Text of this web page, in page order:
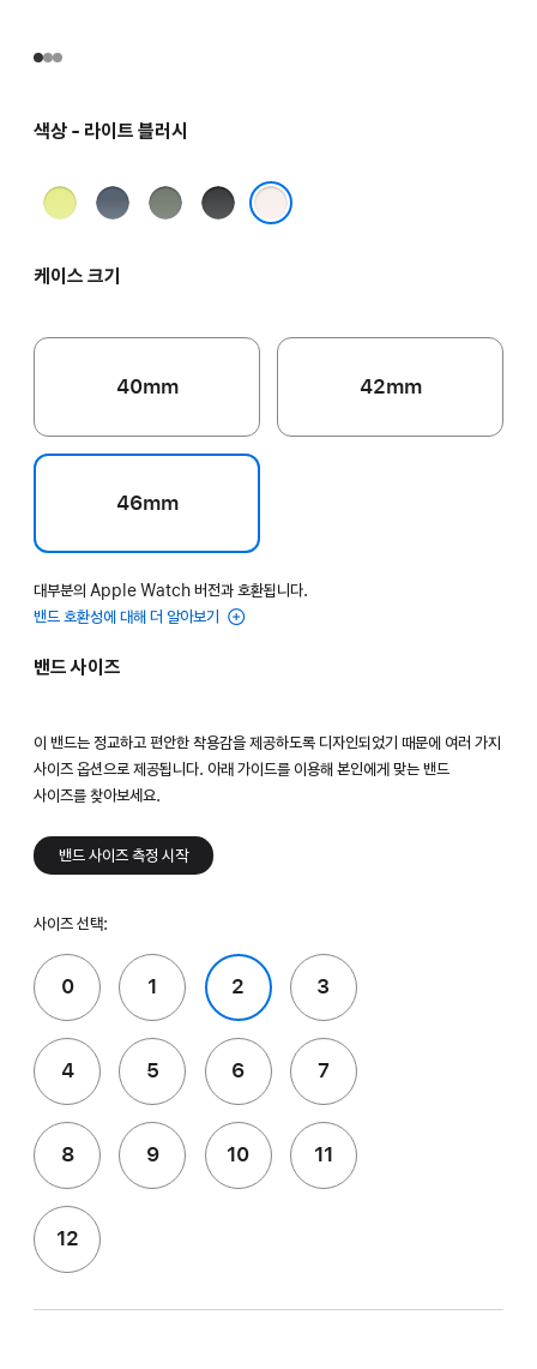
색상 - 라이트 블러시
네온
앵커
그린
블랙
케이스 크기
40mm 42mm
46mm
대부분의 Apple Watch 버전과 호환됩니다.
밴드 호환성에 대해 더 알아보기
밴드 사이즈
이 밴드는 정교하고 편안한 착용감을 제공하도록 디자인되었기 때문에 여러 가지
사이즈 옵션으로 제공됩니다. 아래 가이드를 이용해 본인에게 맞는 밴드
사이즈를 찾아보세요.
밴드 사이즈 측정 시작
사이즈 선택:
0 1 2 3
4 5 6 7
8 9 10 11
12